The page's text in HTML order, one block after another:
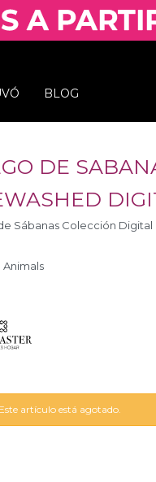
BLOG
DE
Sábanas Colección Digital
Animals
Este artículo está agotado.